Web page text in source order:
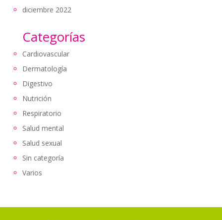
diciembre 2022
Categorías
Cardiovascular
Dermatología
Digestivo
Nutrición
Respiratorio
Salud mental
Salud sexual
Sin categoría
Varios